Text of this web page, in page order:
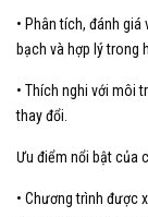
• Phân tích, đánh
bạch và hợp lý trong
• Thích nghi với môi
thay đổi.
Ưu điểm nổi bật của
• Chương trình được